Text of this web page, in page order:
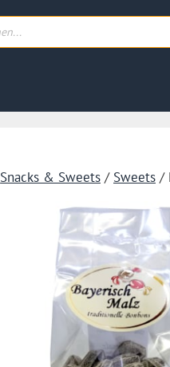
Snacks & Sweets / Sweets /